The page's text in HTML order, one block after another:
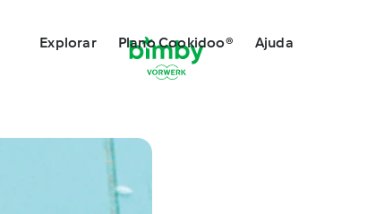
Explorar Plano Cookidoo® Ajuda